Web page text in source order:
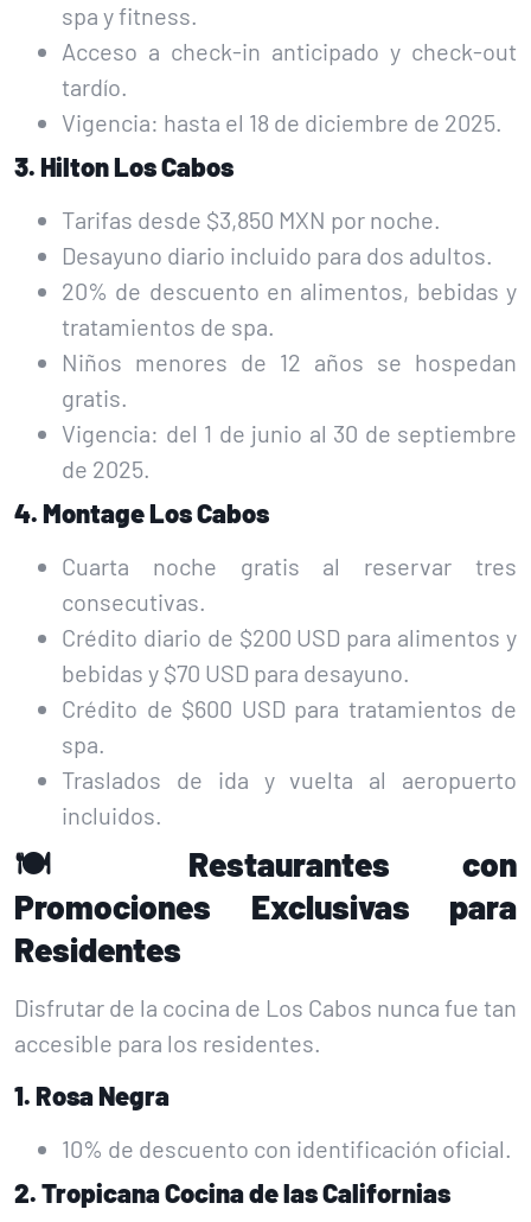
spa y fitness.
Acceso a check-in anticipado y check-out
tardío.
Vigencia: hasta el 18 de diciembre de 2025.
3. Hilton Los Cabos
Tarifas desde $3,850 MXN por noche.
Desayuno diario incluido para dos adultos.
20% de descuento en alimentos, bebidas y
tratamientos de spa.
Niños menores de 12 años se hospedan
gratis.
Vigencia: del 1 de junio al 30 de septiembre
de 2025.
4. Montage Los Cabos
Cuarta noche gratis al reservar tres
consecutivas.
Crédito diario de $200 USD para alimentos y
bebidas y $70 USD para desayuno.
Crédito de $600 USD para tratamientos de
spa.
Traslados de ida y vuelta al aeropuerto
incluidos.
🍽️ Restaurantes con
Promociones Exclusivas para
Residentes
Disfrutar de la cocina de Los Cabos nunca fue tan
accesible para los residentes.
1. Rosa Negra
10% de descuento con identificación oficial.
2. Tropicana Cocina de las Californias